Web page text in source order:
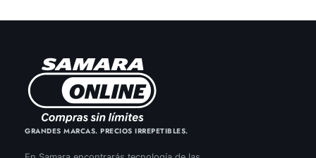
GRANDES MARCAS. PRECIOS IRREPETIBLES.